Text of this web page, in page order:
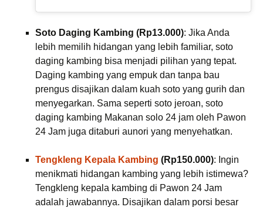
Soto Daging Kambing (Rp13.000): Jika Anda
lebih memilih hidangan yang lebih familiar, soto
daging kambing bisa menjadi pilihan yang tepat.
Daging kambing yang empuk dan tanpa bau
prengus disajikan dalam kuah soto yang gurih dan
menyegarkan. Sama seperti soto jeroan, soto
daging kambing Makanan solo 24 jam oleh Pawon
24 Jam juga ditaburi aunori yang menyehatkan.
Tengkleng Kepala Kambing (Rp150.000): Ingin
menikmati hidangan kambing yang lebih istimewa?
Tengkleng kepala kambing di Pawon 24 Jam
adalah jawabannya. Disajikan dalam porsi besar